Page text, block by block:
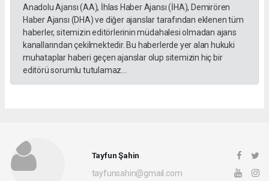
Anadolu Ajansı (AA), İhlas Haber Ajansı (İHA), Demirören
Haber Ajansı (DHA) ve diğer ajanslar tarafından eklenen tüm
haberler, sitemizin editörlerinin müdahalesi olmadan ajans
kanallarından çekilmektedir. Bu haberlerde yer alan hukuki
muhataplar haberi geçen ajanslar olup sitemizin hiç bir
editörü sorumlu tutulamaz...
Tayfun Şahin
tayfunsahin@gmail.com